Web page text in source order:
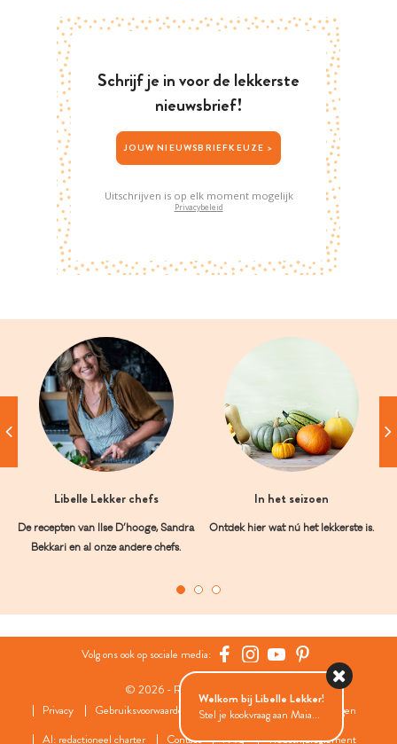
Schrijf je in voor de lekkerste
nieuwsbrief!
JOUW NIEUWSBRIEFKEUZE >
Uitschrijven is op elk moment mogelijk
Privacybeleid
Libelle Lekker chefs
De recepten van Ilse D’hooge, Sandra
Bekkari en al onze andere chefs.
In het seizoen
Ontdek hier wat nú het lekkerste is.
Volg ons ook op sociale media:
© 2026 - Roularta Media Group
Privacy
Gebruiksvoorwaarden Cookies
Cookies instellingen
AI: redactioneel charter
Contact FAQ Wedstrijdreglement
Welkom bij Libelle Lekker!
Stel je kookvraag aan Maia...